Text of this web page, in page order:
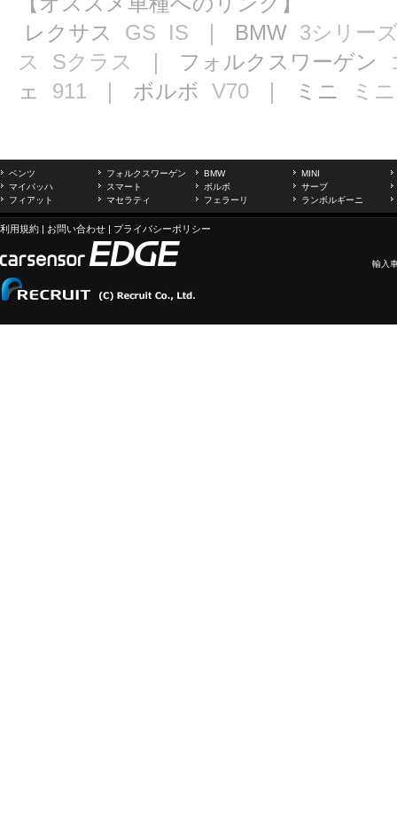
レクサス GS IS ｜ BMW 3シリー
ス
Sクラス ｜ フォルクスワーゲン
ェ 911 ｜ ボルボ V70 ｜ ミニ ミニ
ベンツ フォルクスワーゲン BMW
MINI
マイバッハ
スマート ボルボ
サーブ
フィアット
マセラティ フェラーリ ランボルギーニ
利用規約 | お問い合わせ | プライバシーポリシー
輸入